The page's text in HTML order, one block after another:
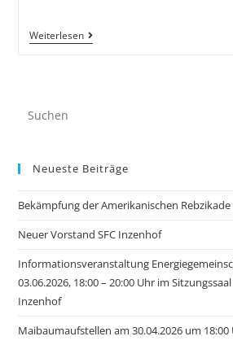
Weiterlesen
Neueste Beiträge
Bekämpfung der Amerikanischen Rebzikade
Neuer Vorstand SFC Inzenhof
Informationsveranstaltung
03.06.2026, 18:00 – 20:00 Uhr im
Inzenhof
Maibaumaufstellen am 30.04.2026 um 18:00